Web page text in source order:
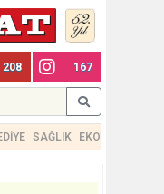
208 167
SAĞLIK EKONOMİ